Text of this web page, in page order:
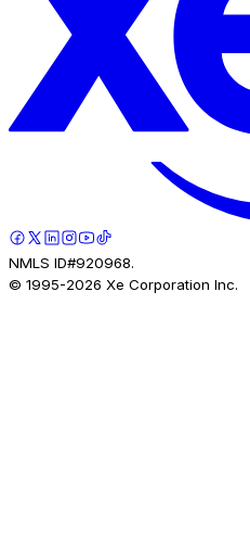
NMLS ID#920968.
© 1995-2026 Xe Corporation Inc.